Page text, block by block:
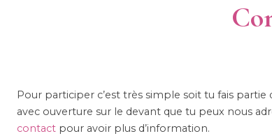
Pour participer c’est très simple soit tu fais partie
avec ouverture sur le devant que tu peux nous
contact pour avoir plus d’information.